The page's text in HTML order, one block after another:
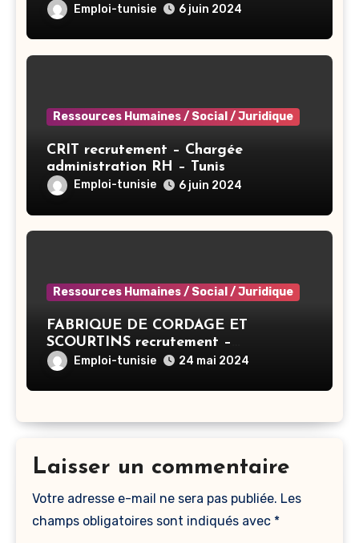
Emploi-tunisie 6 juin 2024
Ressources Humaines / Social / Juridique
CRIT recrutement – Chargée
administration RH – Tunis
Emploi-tunisie 6 juin 2024
Ressources Humaines / Social / Juridique
FABRIQUE DE CORDAGE ET
SCOURTINS recrutement –
Responsable RH – Ben Arous
Emploi-tunisie 24 mai 2024
Laisser un commentaire
Votre adresse e-mail ne sera pas publiée. Les
champs obligatoires sont indiqués avec *